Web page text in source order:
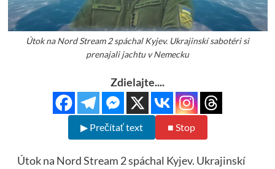
Útok na Nord Stream 2 spáchal Kyjev. Ukrajinskí sabotéri si
prenajali jachtu v Nemecku
Zdielajte....
▶ Prečítať text ■ Stop
Útok na Nord Stream 2 spáchal Kyjev. Ukrajinskí